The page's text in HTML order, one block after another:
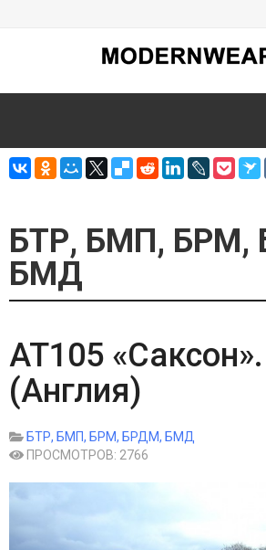
БТР, БМП, БРМ,
БМД
AT105
(Англия)
БТР, БМП, БРМ, БРДМ, БМД
ПРОСМОТРОВ: 2766